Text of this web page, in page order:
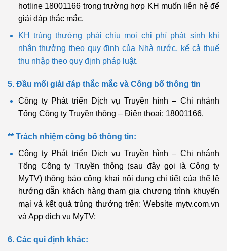
hotline 18001166 trong trường hợp KH muốn liên hệ để
giải đáp thắc mắc.
KH trúng thưởng phải chịu mọi chi phí phát sinh khi
nhận thưởng theo quy định của Nhà nước, kể cả thuế
thu nhập theo quy định pháp luật.
5. Đầu mối giải đáp thắc mắc và Công bố thông tin
Công ty Phát triển Dịch vụ Truyền hình – Chi nhánh
Tổng Công ty Truyền thông – Điện thoại: 18001166.
** Trách nhiệm công bố thông tin:
Công ty Phát triển Dịch vụ Truyền hình – Chi nhánh
Tổng Công ty Truyền thông (sau đây gọi là Công ty
MyTV) thông báo công khai nội dung chi tiết của thể lệ
hướng dẫn khách hàng tham gia chương trình khuyến
mại và kết quả trúng thưởng trên: Website mytv.com.vn
và App dịch vụ MyTV;
6. Các qui định khác: